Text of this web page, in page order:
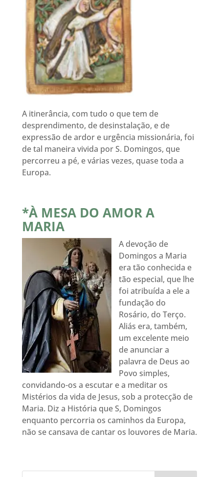
A itinerância, com tudo o que tem de
desprendimento, de desinstalação, e de
expressão de ardor e urgência missionária, foi
de tal maneira vivida por S. Domingos, que
percorreu a pé, e várias vezes, quase toda a
Europa.
*À MESA DO AMOR A
MARIA
A devoção de
Domingos a Maria
era tão conhecida e
tão especial, que lhe
foi atribuída a ele a
fundação do
Rosário, do Terço.
Aliás era, também,
um excelente meio
de anunciar a
palavra de Deus ao
Povo simples,
convidando-os a escutar e a meditar os
Mistérios da vida de Jesus, sob a protecção de
Maria. Diz a História que S, Domingos
enquanto percorria os caminhos da Europa,
não se cansava de cantar os louvores de Maria.